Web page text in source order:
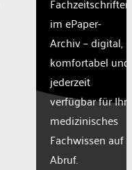
im ePaper-
Archiv – digital,
komfortabel und
jederzeit
verfügbar für Ihr
medizinisches
Fachwissen auf
Abruf.